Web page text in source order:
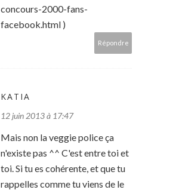
concours-2000-fans-
facebook.html )
Répondre
KATIA
12 juin 2013 à 17:47
Mais non la veggie police ça
n'existe pas ^^ C'est entre toi et
toi. Si tu es cohérente, et que tu
rappelles comme tu viens de le